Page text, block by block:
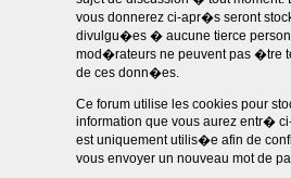
vous donnerez ci-apr�s seront
divulgu�es � aucune tierce
mod�rateurs ne peuvent pas �tre
de ces donn�es.
Ce forum utilise les cookies pour
information que vous aurez entr�
est uniquement utilis�e afin de
vous envoyer un nouveau mot de